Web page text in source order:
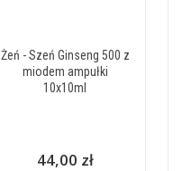
Żeń - Szeń Ginseng 500 z
miodem ampułki
10x10ml
44,00 zł